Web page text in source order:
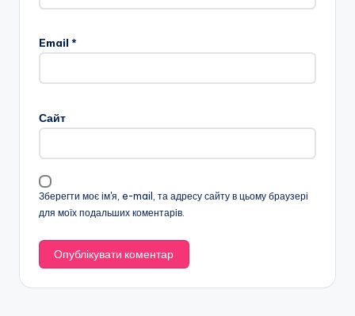
Email *
Сайт
Зберегти моє ім'я, e-mail, та адресу сайту в цьому браузері
для моїх подальших коментарів.